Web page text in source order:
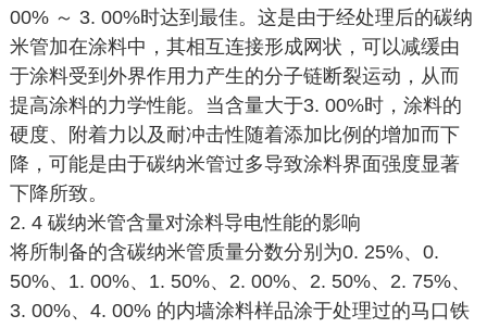
00% ～ 3. 00%时达到最佳。这是由于经处理后的碳纳
米管加在涂料中，其相互连接形成网状，可以减缓由
于涂料受到外界作用力产生的分子链断裂运动，从而
提高涂料的力学性能。当含量大于3. 00%时，涂料的
硬度、附着力以及耐冲击性随着添加比例的增加而下
降，可能是由于碳纳米管过多导致涂料界面强度显著
下降所致。
2. 4 碳纳米管含量对涂料导电性能的影响
将所制备的含碳纳米管质量分数分别为0. 25%、0.
50%、1. 00%、1. 50%、2. 00%、2. 50%、2. 75%、
3. 00%、4. 00% 的内墙涂料样品涂于处理过的马口铁